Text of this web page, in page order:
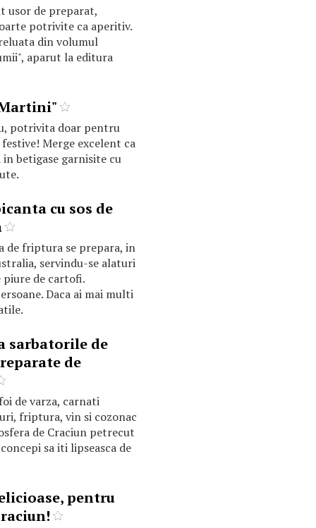
usor de preparat,
potrivite ca aperitiv.
din volumul
aparut la editura
potrivita doar pentru
Merge excelent ca
betigase garnisite cu
cu sos de
de friptura se prepara, in
servindu-se alaturi
piure de cartofi.
Daca ai mai multi
sarbatorile de
de
de varza, carnati
friptura, vin si cozonac
de Craciun petrecut
sa iti lipseasca de
pentru